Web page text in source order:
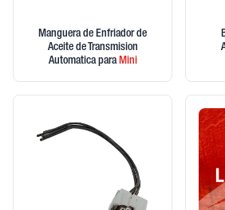
Manguera de Enfriador de
Aceite de Transmision
Automatica paraMini